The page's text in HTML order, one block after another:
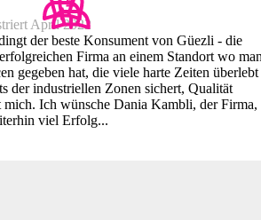
April 2022
der beste Konsument von Güezli - die
Firma an einem Standort wo
gegeben hat, die viele harte Zeiten überlebt
der industriellen Zonen sichert, Qualität
mich. Ich wünsche Dania Kambli, der Firma,
viel Erfolg...